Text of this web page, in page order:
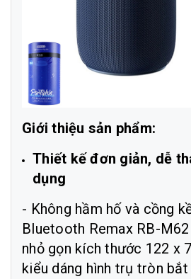
Giới thiệu sản phẩm:
Thiết kế đơn giản, dễ
dụng
- Không hầm hố và cồng
Bluetooth Remax RB-
nhỏ gọn kích thước 122 x
kiểu dáng hình trụ tròn